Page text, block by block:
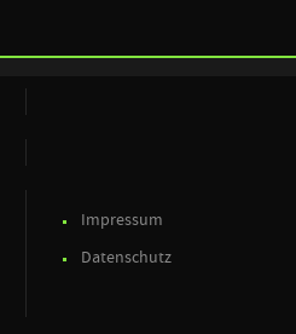
Impressum
Datenschutz